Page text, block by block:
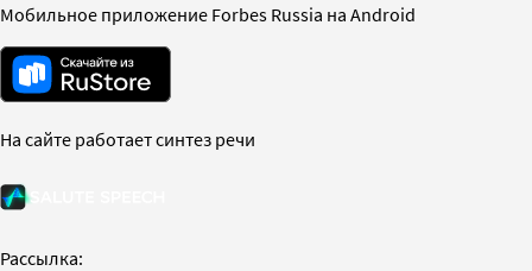
Мобильное приложение Forbes Russia на Android
На сайте работает синтез речи
Рассылка: